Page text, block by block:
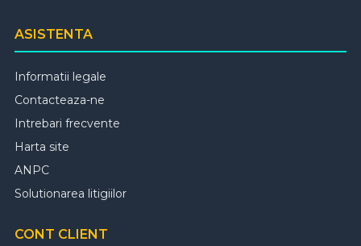
ASISTENTA
Informatii legale
Contacteaza-ne
Intrebari frecvente
Harta site
ANPC
Solutionarea litigiilor
CONT CLIENT